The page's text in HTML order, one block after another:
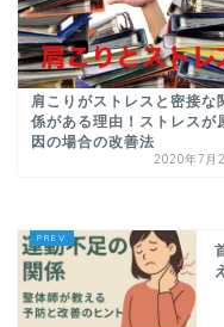
肩こりがストレスと密接な
係がある理由！ストレスが
因の場合の改善法
2020年7月